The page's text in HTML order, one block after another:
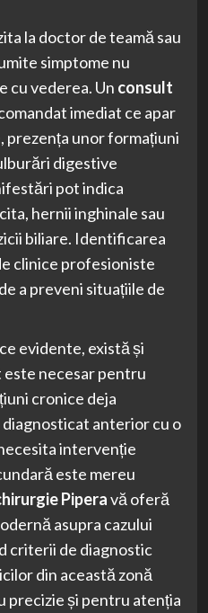
la doctor de teamă sau
simptome nu
cu vederea. Un consult
imediat ce apar
prezența unor formațiuni
digestive
pot indica
hernii inghinale sau
biliare. Identificarea
clinice profesioniste
a preveni situațiile de
evidente, există și
este necesar pentru
cronice deja
anterior cu o
intervenție
este mereu
Piperavă oferă
asupra cazului
criterii de diagnostic
din această zonă
precizie și pentru atenția